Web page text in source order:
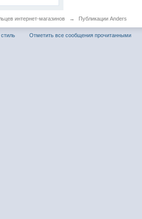
интернет-магазинов → Публикации Anders
Отметить все сообщения прочитанными